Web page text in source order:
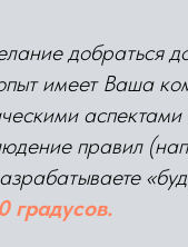
добраться
имеет Ваша
аспектами
правил
градусов.